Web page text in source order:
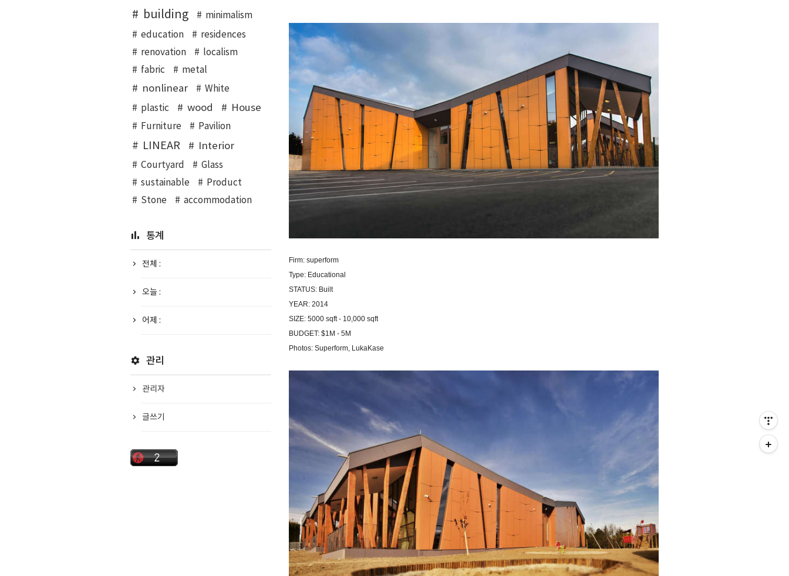
Firm: superform
Type: Educational
STATUS: Built
YEAR: 2014
SIZE: 5000 sqft - 10,000 sqft
BUDGET: $1M - 5M
Photos: Superform, LukaKase
building
minimalism
education
residences
renovation
localism
fabric
metal
nonlinear
White
plastic
wood House
Furniture Pavilion
LINEAR Interior
Courtyard
Glass
sustainable
Product
Stone
accommodation
통계
전체 :
오늘 :
어제 :
관리
관리자
글쓰기